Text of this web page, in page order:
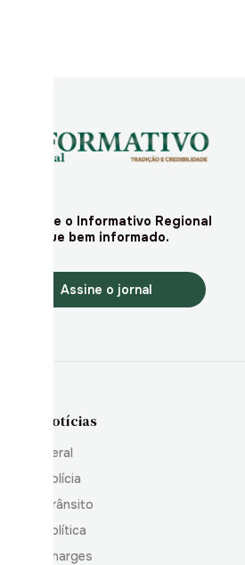
Assine o Informativo Regional
e fique bem informado.
Assine o jornal
Notícias
Geral
Polícia
Trânsito
Política
Charges